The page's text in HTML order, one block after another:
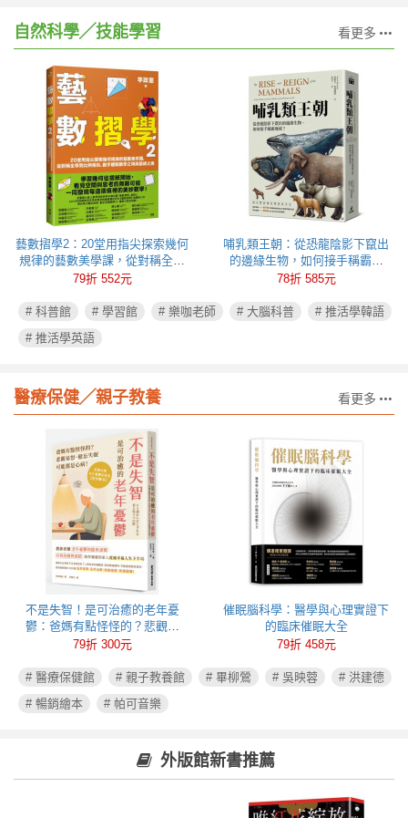
自然科學╱技能學習 看更多
藝數摺學2：20堂用指尖探索幾何
規律的藝數美學課，從對稱全等
到比例相似，動手體驗數學之用
79折 552元
哺乳類王朝：從恐龍陰影下竄出
的邊緣生物，如何接手稱霸地
球？
78折 585元
# 科普館 # 學習館 # 樂咖老師 # 大腦科普
# 推活學韓語
# 推活學英語
醫療保健╱親子教養 看更多
不是失智！是可治癒的老年憂
鬱：爸媽有點怪怪的？悲觀易
怒、健忘失眠可能都是心病！照
79折 300元
催眠腦科學：醫學與心理實證下
的臨床催眠大全
79折 458元
# 醫療保健館 # 親子教養館 # 畢柳鶯 # 吳映蓉
# 洪建德
# 暢銷繪本
# 帕可音樂
外版館新書推薦